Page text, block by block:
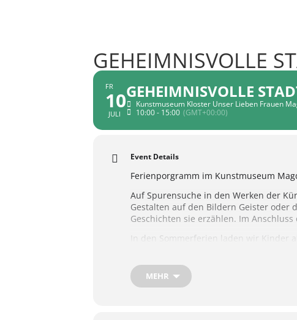
GEHEIMNISVOLLE
FR
10
JULI
GEHEIMNISVOLLE
Kunstmuseum Kloster Unser Lieben Frauen
10:00 - 15:00 (GMT+00:00)
Event Details
Ferienporgramm im Kunstmuseum
Auf Spurensuche in den Werken der
Gestalten auf den Bildern Geister oder
Geschichten sie erzählen. Im
In den Sommerferien laden wir Kinder
MEHR